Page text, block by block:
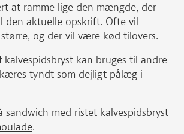
at ramme lige den mængde, der
den aktuelle opskrift. Ofte vil
og der vil være kød tilovers.
kalvespidsbryst kan bruges til andre
tyndt som dejligt pålæg i
sandwich med ristet kalvespidsbryst
.